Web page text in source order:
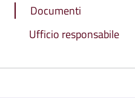
Documenti
Ufficio responsabile